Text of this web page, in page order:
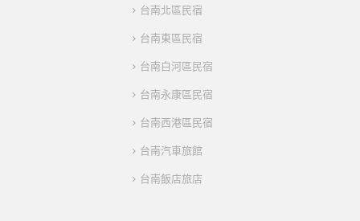
台南北區民宿
台南東區民宿
台南白河區民宿
台南永康區民宿
台南西港區民宿
台南汽車旅館
台南飯店旅店